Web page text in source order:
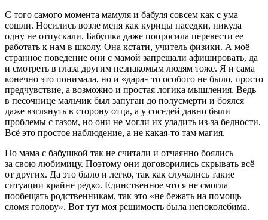
С того самого момента мамуля и бабуля совсем как с ума
сошли. Носились возле меня как курицы наседки, никуда
одну не отпускали. Бабушка даже попросила перевести ее
работать к нам в школу. Она кстати, учитель физики. А моё
странное поведение они с мамой запрещали афишировать, да
и смотреть в глаза другим незнакомым людям тоже. Я и сама
конечно это понимала, но и «дара» то особого не было, просто
предчувствие, а возможно и простая логика мышления. Ведь
в песочнице мальчик был запуган до полусмерти и боялся
даже взглянуть в сторону отца, а у соседей давно были
проблемы с газом, но они не могли их уладить из-за бедности.
Всё это простое наблюдение, а не какая-то там магия.
Но мама с бабушкой так не считали и отчаянно боялись
за свою любимицу. Поэтому они договорились скрывать всё
от других. Да это было и легко, так как случались такие
ситуации крайне редко. Единственное что я не смогла
пообещать родственникам, так это «не бежать на помощь
сломя голову». Вот тут моя решимость была непоколебима.